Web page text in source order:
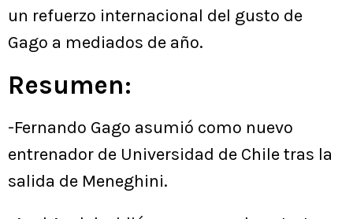
un refuerzo internacional del gusto de
Gago a mediados de año.
Resumen:
-Fernando Gago asumió como nuevo
entrenador de Universidad de Chile tras la
salida de Meneghini.